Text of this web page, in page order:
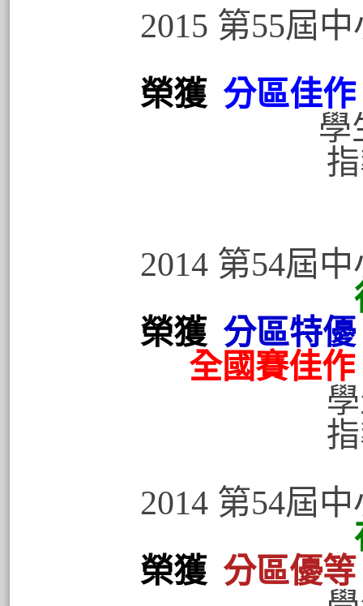
2015 第55屆
榮獲 分區佳作
學
指導老
2014 第54屆
榮獲 分區特優
全國賽佳作
學生:陳
指導老
2014 第54屆
榮獲 分區優等